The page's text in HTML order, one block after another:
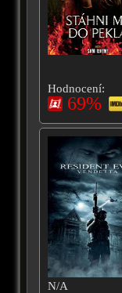
Hodnocení:
69%
N/A